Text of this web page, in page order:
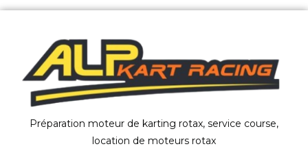
Préparation moteur de karting rotax, service course,
location de moteurs rotax